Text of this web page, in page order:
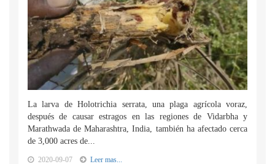
La larva de Holotrichia serrata, una plaga agrícola voraz,
después de causar estragos en las regiones de Vidarbha y
Marathwada de Maharashtra, India, también ha afectado cerca
de 3,000 acres de...
2020-09-07 Leer mas...